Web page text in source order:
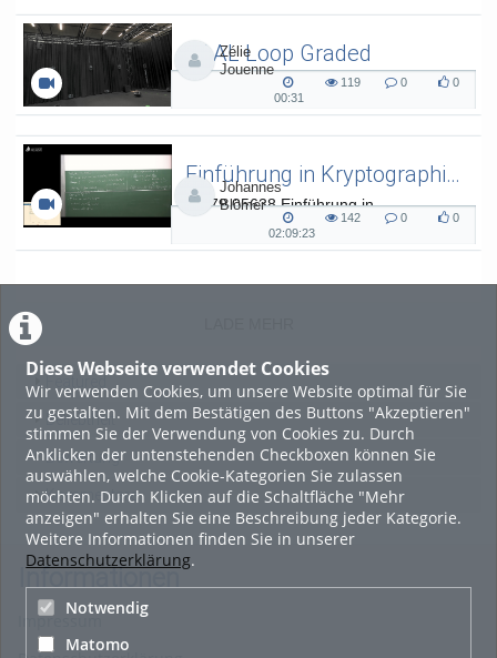
Diese Webseite verwendet Cookies
Wir verwenden Cookies, um unsere Website optimal für Sie
zu gestalten. Mit dem Bestätigen des Buttons "Akzeptieren"
stimmen Sie der Verwendung von Cookies zu. Durch
Anklicken der untenstehenden Checkboxen können Sie
auswählen, welche Cookie-Kategorien Sie zulassen
möchten. Durch Klicken auf die Schaltfläche "Mehr
anzeigen" erhalten Sie eine Beschreibung jeder Kategorie.
Weitere Informationen finden Sie in unserer
Datenschutzerklärung.
Notwendig
Matomo
SAAL Loop Graded
SAAL Musikinformatik
Zélie
Jouenne
00:31
00:31
119
views
0
Kommentare
0
likes
Einführung in Kryptographie (in English) 15
L.079.05638 Einführung in
Kryptographie (in English) - SoSe 26
Johannes
Blömer
02:09:23
02:09:23
142
views
0
Kommentare
0
likes
Beliebtheit
Bewertung
Kommentare
Informationen
Impressum